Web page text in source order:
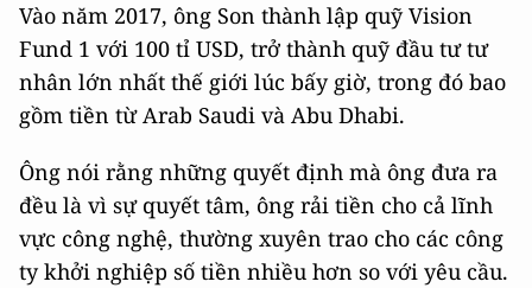
Vào năm 2017, ông Son thành lập quỹ Vision
Fund 1 với 100 tỉ USD, trở thành quỹ đầu tư tư
nhân lớn nhất thế giới lúc bấy giờ, trong đó bao
gồm tiền từ Arab Saudi và Abu Dhabi.
Ông nói rằng những quyết định mà ông đưa ra
đều là vì sự quyết tâm, ông rải tiền cho cả lĩnh
vực công nghệ, thường xuyên trao cho các công
ty khởi nghiệp số tiền nhiều hơn so với yêu cầu.